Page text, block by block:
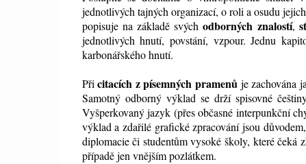
jednotlivých tajných organizací, o roli a osudu
popisuje na základě svýchodborných znalostí,
jednotlivých hnutí, povstání, vzpour. Jednu
karbonářského hnutí.
Přicitacích z písemných pramenů je zachována
Samotný odborný výklad se drží spisovné
Vyšperkovaný jazyk (přes občasné interpunkční
výklad a zdařilé grafické zpracování jsou
diplomacie či studentům vysoké školy, které čeká
případě jen vnějším pozlátkem.